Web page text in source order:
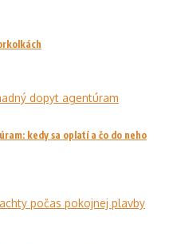
kedy sa oplatí a čo do neho